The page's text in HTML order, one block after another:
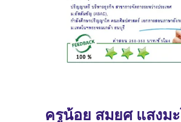
ครูน้อย สมยศ แสงม